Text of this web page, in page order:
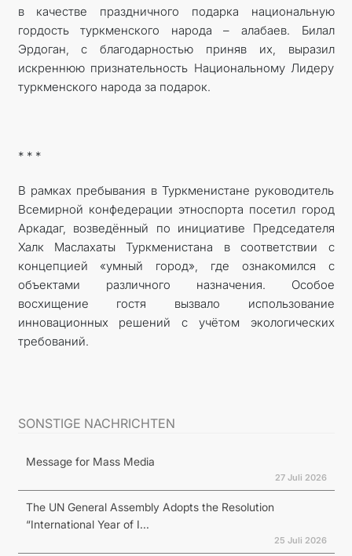
в качестве праздничного подарка национальную
гордость туркменского народа – алабаев. Билал
Эрдоган, с благодарностью приняв их, выразил
искреннюю признательность Национальному Лидеру
туркменского народа за подарок.
* * *
В рамках пребывания в Туркменистане руководитель
Всемирной конфедерации этноспорта посетил город
Аркадаг, возведённый по инициативе Председателя
Халк Маслахаты Туркменистана в соответствии с
концепцией «умный город», где ознакомился с
объектами различного назначения. Особое
восхищение гостя вызвало использование
инновационных решений с учётом экологических
требований.
SONSTIGE NACHRICHTEN
Message for Mass Media
27 Juli 2026
The UN General Assembly Adopts the Resolution
“International Year of I...
25 Juli 2026